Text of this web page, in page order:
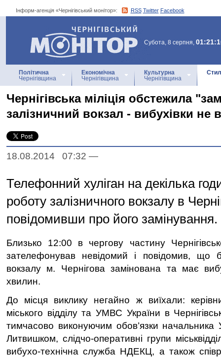
Інформ-агенція «Чернігівський монітор»: RSS Twitter Facebook
Інформ-агенція
«Чернігівський монітор»
Субота, 8 серпня,
Політична
Чернігівщина
Економічна
Чернігівщина
Культурна
Чернігівщина
Чернігівська міліція обстежила
залізничний вокзал - вибухівки не
18.08.2014 07:32 —
Телефонний хуліган на декілька
роботу залізничного вокзалу в
повідомивши про його замінування.
Близько 12:00 в чергову частину
зателефонував невідомий і повідомив, що
вокзалу м. Чернігова замінована та має
хвилин.
До місця виклику негайно ж виїхали:
міського відділу та УМВС України в
тимчасово виконуючим обов’язки начальника
Литвишком, слідчо-оперативні групи
вибухо-технічна служба НДЕКЦ, а також